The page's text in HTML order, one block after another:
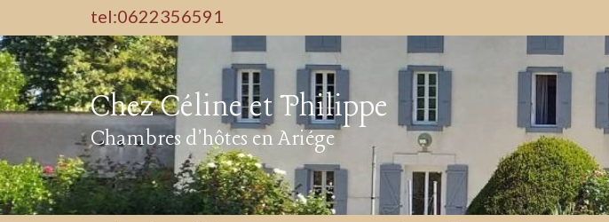
tel:0622356591
Chez Céline et Philippe
Chambres d'hôtes en Ariége